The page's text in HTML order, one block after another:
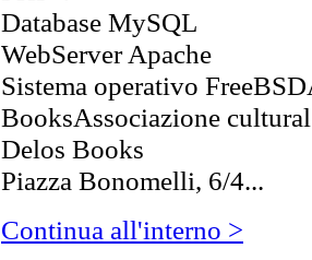
Database MySQL
WebServer Apache
Sistema operativo
BooksAssociazione
Delos Books
Piazza Bonomelli, 6/4...
Continua all'interno >